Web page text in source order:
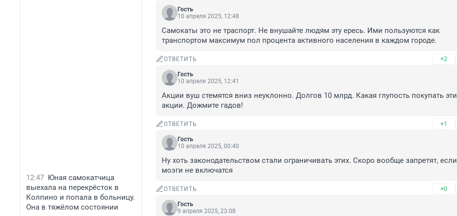
12:47 Юная самокатчица
выехала на перекрёсток в
Колпино и попала в больницу.
Она в тяжёлом состоянии
Гость
10 апреля 2025, 12:48
Самокаты это не траспорт. Не внушайте людям эту ересь. Ими пользуются как
транспортом максимум пол процента активного населения в каждом городе.
ОТВЕТИТЬ +2
Гость
10 апреля 2025, 12:41
Акции вуш стемятся вниз неуклонно. Долгов 10 млрд. Какая глупость покупать эти
акции. Дожмите гадов!
ОТВЕТИТЬ +1
Гость
10 апреля 2025, 00:40
Ну хоть законодательством стали ограничивать этих. Скоро вообще запретят, если
мозги не включатся
ОТВЕТИТЬ +0
Гость
9 апреля 2025, 23:08